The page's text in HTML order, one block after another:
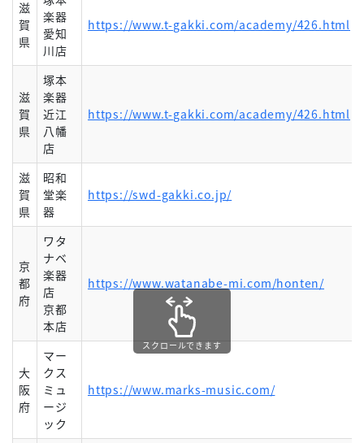
滋
賀
県
楽器
愛知
川店
https://www.t-gakki.com/academy/426.html
滋
賀
県
塚本
楽器
近江
八幡
店
https://www.t-gakki.com/academy/426.html
滋
賀
県
昭和
堂楽
器
https://swd-gakki.co.jp/
京
都
府
ワタ
ナベ
楽器
店
京都
本店
https://www.watanabe-mi.com/honten/
大
阪
府
マー
クス
ミュ
ージ
ック
https://www.marks-music.com/
スクロールできます